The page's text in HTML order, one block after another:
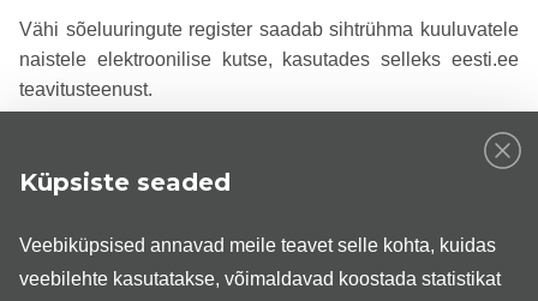
Küpsiste seaded
Veebiküpsised annavad meile teavet selle kohta, kuidas
veebilehte kasutatakse, võimaldavad koostada statistikat
Vähi sõeluuringute register saadab sihtrühma kuuluvatele
naistele elektroonilise kutse, kasutades selleks eesti.ee
teavitusteenust.
E-kutse saavad sõeluuringu sihtrühma kuuluvad naised,
kelle eesti.ee e-post on suunatud isiklikule meiliaadressile
sõeluuringu kutset ei saa naised, kellel on viimase viie
aasta jooksul diagnoositud emakakaela- või emakavähk.